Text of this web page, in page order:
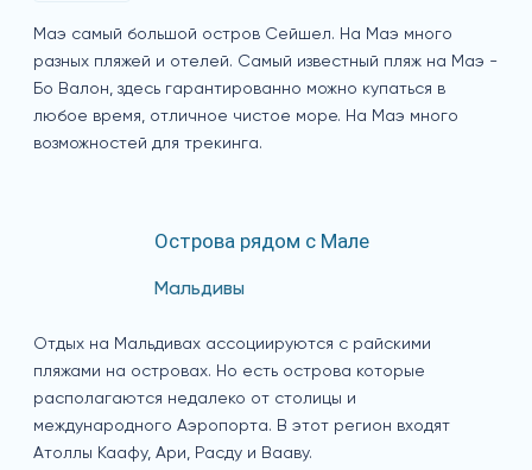
Маэ самый большой остров Сейшел. На Маэ много
разных пляжей и отелей. Самый известный пляж на Маэ -
Бо Валон, здесь гарантированно можно купаться в
любое время, отличное чистое море. На Маэ много
возможностей для трекинга.
Острова рядом с Мале
Мальдивы
Отдых на Мальдивах ассоциируются с райскими
пляжами на островах. Но есть острова которые
располагаются недалеко от столицы и
международного Аэропорта. В этот регион входят
Атоллы Каафу, Ари, Расду и Вааву.